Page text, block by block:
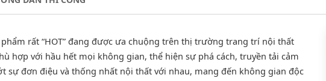
phẩm rất “HOT” đang được ưa chuộng trên thị trường trang trí nội thất
hợp với hầu hết mọi không gian, thể hiện sự phá cách, truyền tải cảm
sự đơn điệu và thống nhất nội thất với nhau, mang đến không gian độc